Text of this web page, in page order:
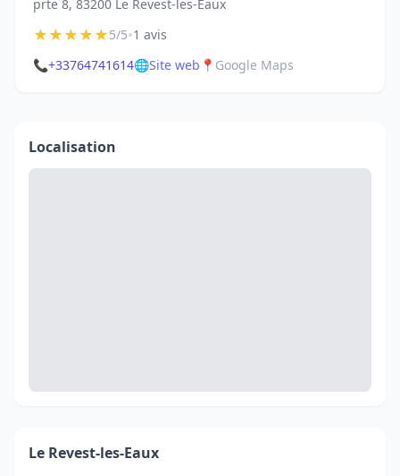
prte 8, 83200 Le Revest-les-Eaux
★★★★★5/5•1 avis
📞+33764741614🌐Site web 📍 Google Maps
Localisation
Le Revest-les-Eaux